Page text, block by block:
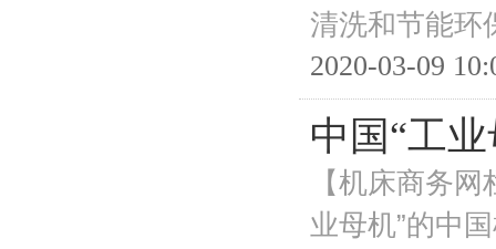
清洗和节能
2020-03-09
中国“工
【机床商务
业母机”的中